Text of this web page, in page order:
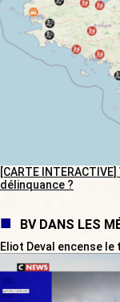
[CARTE
délinquance ?
BV DANS LES
Eliot Deval encense le